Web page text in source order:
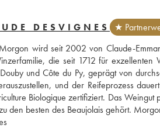
DESVIGNES
★
wird seit 2002 von Claude-
die seit 1712 für exzellenten
und Côte du Py, geprägt von
und der Reifeprozess
Biologique zertifiziert. Das
den besten des Beaujolais gehört.